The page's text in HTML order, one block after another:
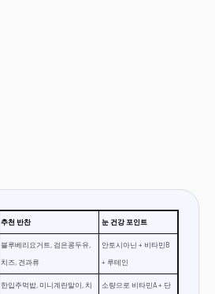
추천 반찬 눈 건강 포인트
블루베리요거트, 검은콩두유,
치즈, 견과류
안토시아닌 + 비타민B
+ 루테인
한입주먹밥, 미니계란말이, 치
소량으로 비타민A + 단